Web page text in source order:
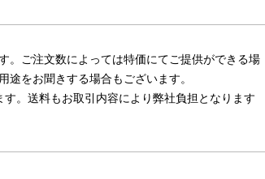
。ご注文数によっては特価にてご提供ができる場
をお聞きする場合もございます。
。送料もお取引内容により弊社負担となります